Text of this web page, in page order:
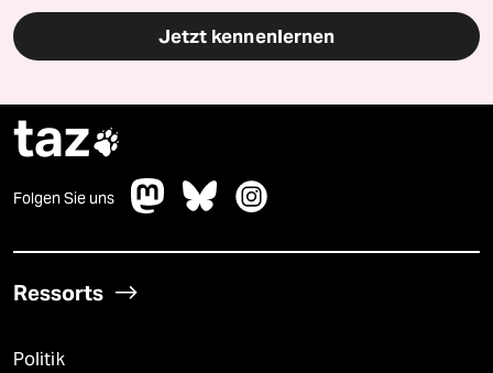
Jetzt kennenlernen
taz
Folgen Sie uns
Ressorts
Politik